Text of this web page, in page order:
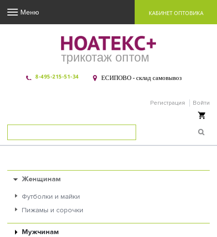
трикотаж оптом
8-495-215-51-34 ЕСИПОВО - склад самовывоз
Регистрация Войти
Меню КАБИНЕТ ОПТОВИКА
Женщинам
Футболки и майки
Пижамы и сорочки
Мужчинам